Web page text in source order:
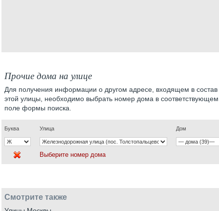
Прочие дома на улице
Для получения информации о другом адресе, входящем в состав
этой улицы, необходимо выбрать номер дома в соответствующем
поле формы поиска.
Буква Улица Дом
Выберите номер дома
Смотрите также